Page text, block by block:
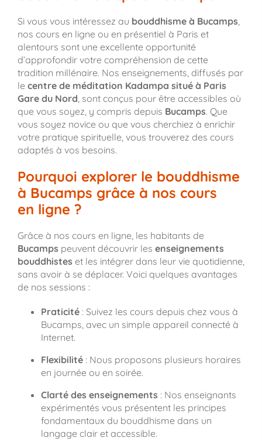
Si vous vous intéressez au bouddhisme à Bucamps,
nos cours en ligne ou en présentiel à Paris et
alentours sont une excellente opportunité
d’approfondir votre compréhension de cette
tradition millénaire. Nos enseignements, diffusés par
le centre de méditation Kadampa situé à Paris
Gare du Nord, sont conçus pour être accessibles où
que vous soyez, y compris depuis Bucamps. Que
vous soyez novice ou que vous cherchiez à enrichir
votre pratique spirituelle, vous trouverez des cours
adaptés à vos besoins.
Pourquoi explorer le bouddhisme
à Bucamps grâce à nos cours
en ligne ?
Grâce à nos cours en ligne, les habitants de
Bucamps peuvent découvrir les enseignements
bouddhistes et les intégrer dans leur vie quotidienne,
sans avoir à se déplacer. Voici quelques avantages
de nos sessions :
Praticité: Suivez les cours depuis chez vous à
Bucamps, avec un simple appareil connecté à
Internet.
Flexibilité: Nous proposons plusieurs horaires
en journée ou en soirée.
Clarté des enseignements : Nos enseignants
expérimentés vous présentent les principes
fondamentaux du bouddhisme dans un
langage clair et accessible.